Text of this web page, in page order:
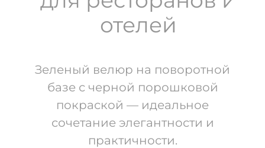
отелей
Зеленый велюр на поворотной
базе с черной порошковой
покраской — идеальное
сочетание элегантности и
практичности.